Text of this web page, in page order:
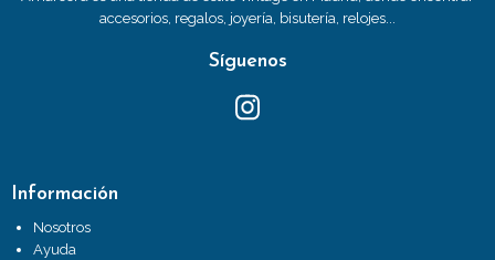
accesorios, regalos, joyería, bisutería, relojes...
Síguenos
Información
Nosotros
Ayuda